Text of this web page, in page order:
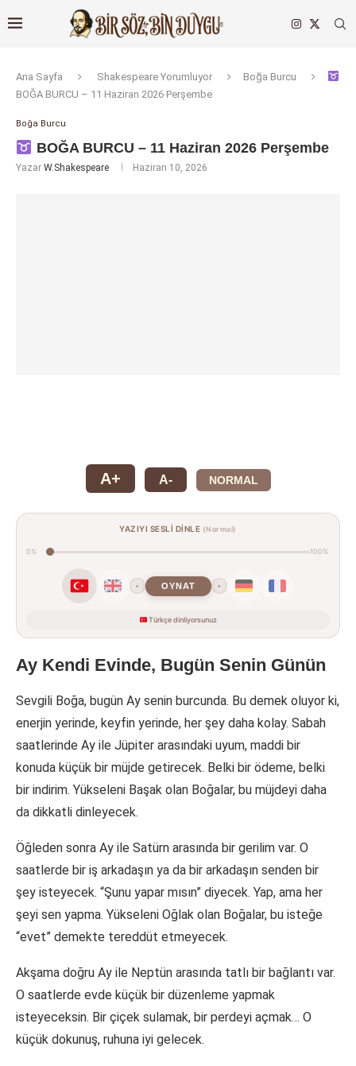
Ana Sayfa Shakespeare Yorumluyor
Boğa Burcu
BOĞA BURCU – 11 Haziran 2026 Perşembe
Boğa Burcu
BOĞA BURCU – 11 Haziran 2026 Perşembe
Yazar W.Shakespeare Haziran 10, 2026
A+ A- NORMAL
YAZIYI SESLİ DİNLE (Normal)
0% 100%
‹ OYNAT ›
Türkçe dinliyorsunuz
Ay Kendi Evinde, Bugün Senin Günün
Sevgili Boğa, bugün Ay senin burcunda. Bu demek oluyor ki,
enerjin yerinde, keyfin yerinde, her şey daha kolay. Sabah
saatlerinde Ay ile Jüpiter arasındaki uyum, maddi bir
konuda küçük bir müjde getirecek. Belki bir ödeme, belki
bir indirim. Yükseleni Başak olan Boğalar, bu müjdeyi daha
da dikkatli dinleyecek.
Öğleden sonra Ay ile Satürn arasında bir gerilim var. O
saatlerde bir iş arkadaşın ya da bir arkadaşın senden bir
şey isteyecek. “Şunu yapar mısın” diyecek. Yap, ama her
şeyi sen yapma. Yükseleni Oğlak olan Boğalar, bu isteğe
“evet” demekte tereddüt etmeyecek.
Akşama doğru Ay ile Neptün arasında tatlı bir bağlantı var.
O saatlerde evde küçük bir düzenleme yapmak
isteyeceksin. Bir çiçek sulamak, bir perdeyi açmak… O
küçük dokunuş, ruhuna iyi gelecek.